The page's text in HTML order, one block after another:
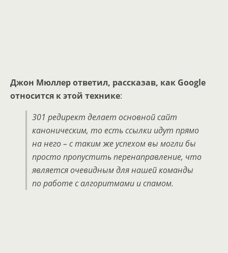
Джон Мюллер ответил, рассказав, как Google
относится к этой технике:
301 редирект делает основной сайт
каноническим, то есть ссылки идут прямо
на него – с таким же успехом вы могли бы
просто пропустить перенаправление, что
является очевидным для нашей команды
по работе с алгоритмами и спамом.